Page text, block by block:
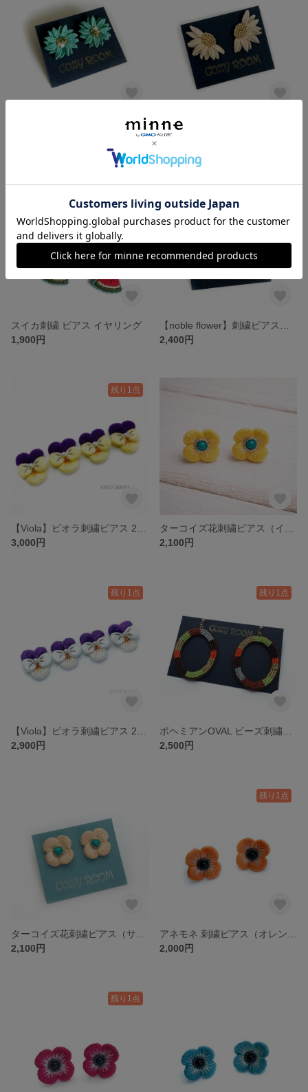
【noble flower】刺繍ピアス（ブルーグリーン）
【daisy】刺繍ピアス
2,400円
SOLD OUT
スイカ刺繍 ピアス イヤリング
1,900円
残り1点
2,400円
残り1点
3,000円
2,100円
残り1点
2,900円
残り1点
2,500円
2,100円
残り1点
2,000円
残り1点